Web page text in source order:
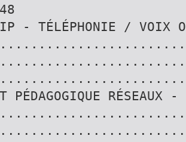
- TÉLÉPHONIE / VOIX
PÉDAGOGIQUE RÉSEAUX